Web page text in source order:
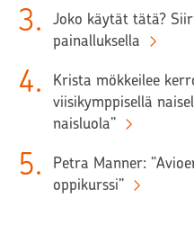
3.
Joko käytät tätä?
painalluksella
4.
Krista mökkeilee
viisikymppisellä
naisluola”
5.
Petra Manner:
oppikurssi”